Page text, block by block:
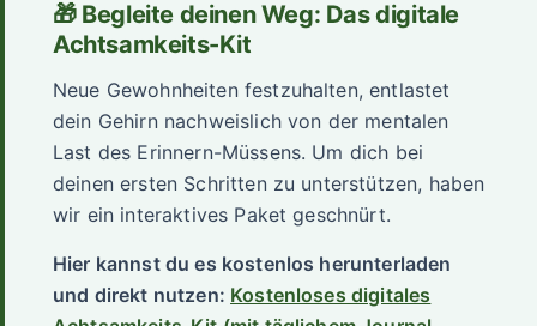
🎁 Begleite deinen Weg: Das digitale
Achtsamkeits-Kit
Neue Gewohnheiten festzuhalten, entlastet
dein Gehirn nachweislich von der mentalen
Last des Erinnern-Müssens. Um dich bei
deinen ersten Schritten zu unterstützen, haben
wir ein interaktives Paket geschnürt.
Hier kannst du es kostenlos herunterladen
und direkt nutzen: Kostenloses digitales